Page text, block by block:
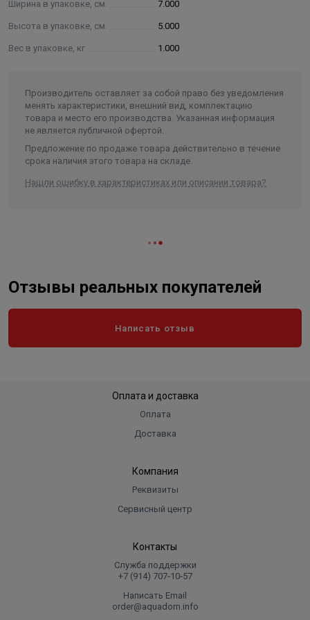
эффект в отношении хлорустойчивых
микроорганизмов);
пищевые производства, микроэлектроника и т.д.);
сельское хозяйство и парковые зоны.
Ширина в упаковке, см. 7.000
Высота в упаковке, см. 5.000
Вес в упаковке, кг 1.000
Производитель оставляет за собой право без уведомления
менять характеристики, внешний вид, комплектацию
товара и место его производства. Указанная информация
не является публичной офертой.
Предложение по продаже товара действительно в течение
срока наличия этого товара на складе.
Нашли ошибку в характеристиках или описании товара?
Отзывы реальных покупателей
Написать отзыв
Оплата и доставка
Оплата
Доставка
Компания
Реквизиты
Сервисный центр
Контакты
Служба поддержки
+7 (914) 707‑10‑57
Написать Email
order@aquadom.info